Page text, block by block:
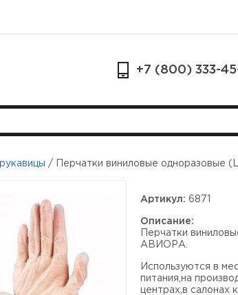
+7 (800) 333-
/ Перчатки виниловые одноразовые
Артикул: 6871
Описание:
Перчатки
АВИОРА.
Используются в
питания,на
центрах,в салонах